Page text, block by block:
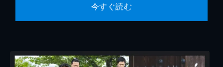
今すぐ読む